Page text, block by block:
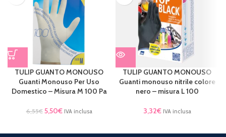
TULIP GUANTO MONOUSO
Guanti Monouso Per Uso
Domestico – Misura M 100 Pa
6,55€ 5,50€ IVA inclusa
TULIP GUANTO MONOUSO
Guanti monouso nitrile colore
nero – misura L 100
3,32€ IVA inclusa